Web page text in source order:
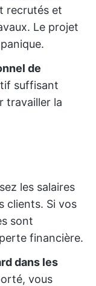
recrutés et
Le projet
de
suffisant
travailler la
les salaires
clients. Si vos
sont
financière.
dans les
vous